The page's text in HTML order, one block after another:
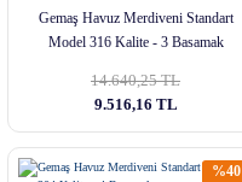
Gemaş Havuz Merdiveni Standart
Model 316 Kalite - 3 Basamak
14.640,25 TL
9.516,16 TL
%40